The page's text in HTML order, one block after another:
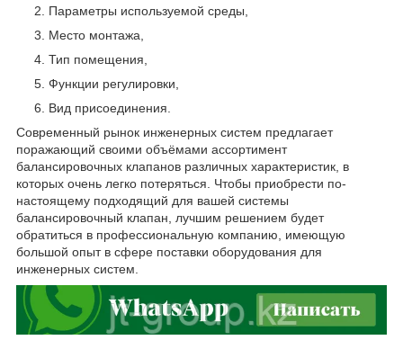
Параметры используемой среды,
Место монтажа,
Тип помещения,
Функции регулировки,
Вид присоединения.
Современный рынок инженерных систем предлагает
поражающий своими объёмами ассортимент
балансировочных клапанов различных характеристик, в
которых очень легко потеряться. Чтобы приобрести по-
настоящему подходящий для вашей системы
балансировочный клапан, лучшим решением будет
обратиться в профессиональную компанию, имеющую
большой опыт в сфере поставки оборудования для
инженерных систем.